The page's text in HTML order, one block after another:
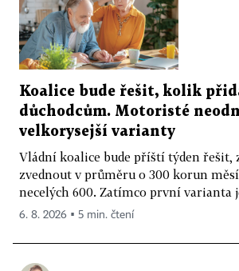
Koalice bude řešit, kolik
důchodcům. Motoristé
velkorysejší varianty
Vládní koalice bude příští týden řešit,
zvednout v průměru o 300 korun
necelých 600. Zatímco první varianta
6. 8. 2026 ▪ 5 min. čtení